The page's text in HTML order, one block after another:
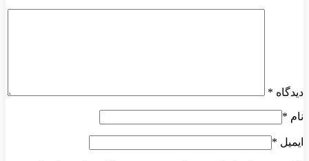
دیدگاه *
نام *
ایمیل *